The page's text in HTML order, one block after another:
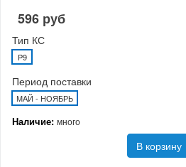
596 руб
Тип КС
P9
Период поставки
МАЙ - НОЯБРЬ
Наличие: много
В корзину